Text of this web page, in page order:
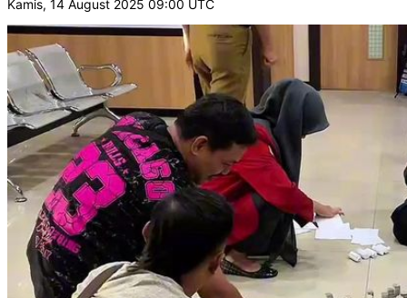
Kamis, 14 August 2025 09:00 UTC